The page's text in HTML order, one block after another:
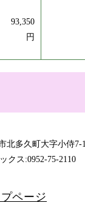
ページ
93,350
円
北多久町大字小侍7-1
クス:0952-75-2110